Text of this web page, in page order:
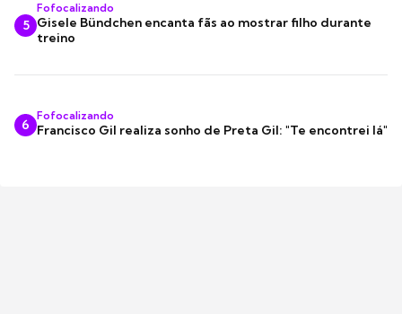
5
Fofocalizando
Gisele Bündchen encanta fãs ao mostrar filho durante
treino
6
Fofocalizando
Francisco Gil realiza sonho de Preta Gil: "Te encontrei lá"